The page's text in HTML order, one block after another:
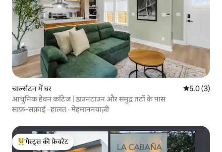
चार्ल्सटन में घर औसत रेटिंग 5
5.0 (3)
आधुनिक हेवन कॉटेज | डाउनटाउन और समुद्र तटों के पास
साफ़-सफ़ाई·हालत ·मेहमाननवाज़ी
गेस्ट्स का टॉप फ़ेवरेट
गेस्ट्स की फ़ेवरेट